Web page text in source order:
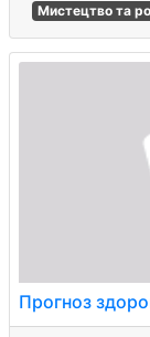
Мистецтво та
Прогноз